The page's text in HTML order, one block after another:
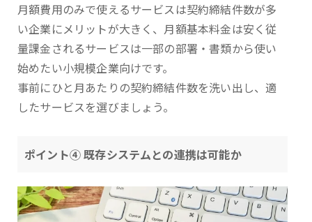
月額費用のみで使えるサービスは契約締結件数が多
い企業にメリットが大きく、月額基本料金は安く従
量課金されるサービスは一部の部署・書類から使い
始めたい小規模企業向けです。
事前にひと月あたりの契約締結件数を洗い出し、適
したサービスを選びましょう。
ポイント④ 既存システムとの連携は可能か